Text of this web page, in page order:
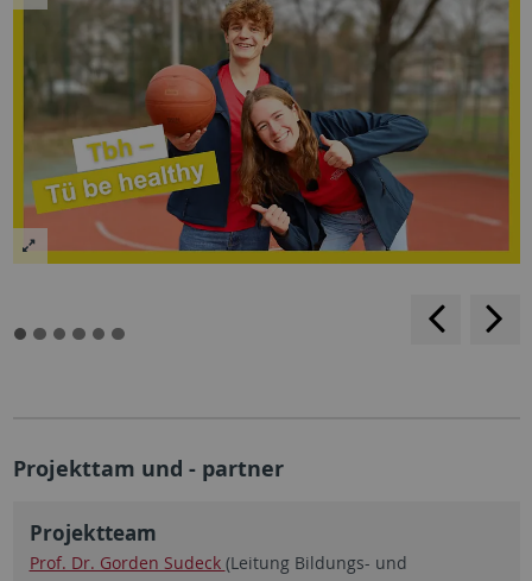
Projekttam und - partner
Projektteam
Prof. Dr. Gorden Sudeck (Leitung Bildungs- und